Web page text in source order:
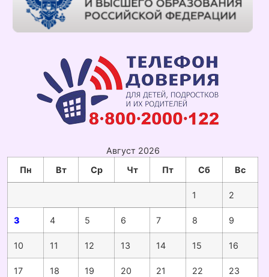
Август 2026
Пн
Вт Ср Чт Пт Сб Вс
1 2
3 4 5 6 7 8 9
10 11 12 13 14 15 16
17 18 19 20 21 22 23